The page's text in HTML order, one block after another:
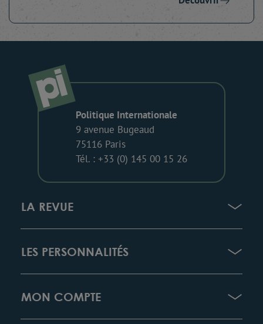
Politique Internationale
9 avenue Bugeaud
75116 Paris
Tél. : +33 (0) 145 00 15 26
LA REVUE
LES PERSONNALITÉS
MON COMPTE